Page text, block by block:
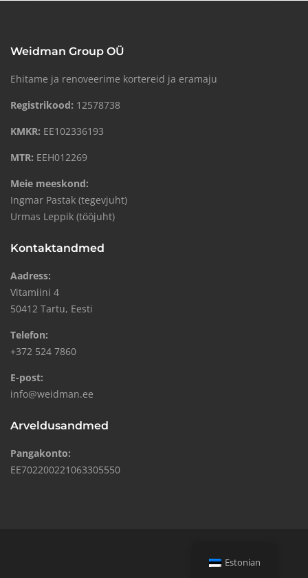
Weidman Group OÜ
Ehitame ja renoveerime kortereid ja eramaju
Registrikood: 12578738
KMKR: EE102336193
MTR: EEH012269
Meie meeskond:
Ingmar Pastak (tegevjuht)
Urmas Leppik (tööjuht)
Kontaktandmed
Aadress:
Vitamiini 4
50412 Tartu, Eesti
Telefon:
+372 524 7860
E-post:
info@weidman.ee
Arveldusandmed
Pangakonto:
EE702200221063305550
Estonian